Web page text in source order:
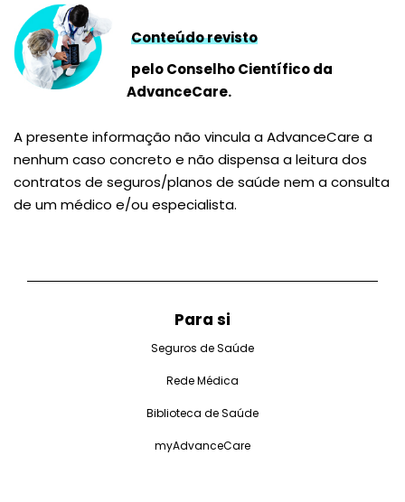
Conteúdo revisto
pelo Conselho Científico da
AdvanceCare.
A presente informação não vincula a AdvanceCare a
nenhum caso concreto e não dispensa a leitura dos
contratos de seguros/planos de saúde nem a consulta
de um médico e/ou especialista.
Para si
Seguros de Saúde
Rede Médica
Biblioteca de Saúde
myAdvanceCare